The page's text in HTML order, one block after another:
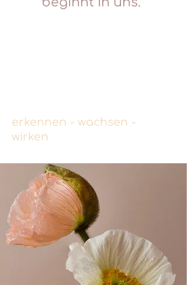
erkennen - wachsen -
wirken